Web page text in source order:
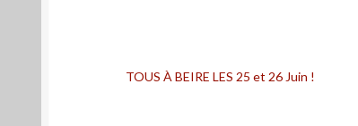
TOUS À BEIRE LES 25 et 26 Juin !